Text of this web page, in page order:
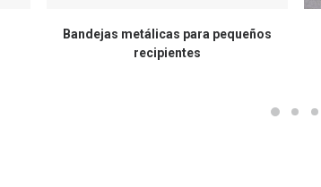
Bandejas metálicas para pequeños
recipientes